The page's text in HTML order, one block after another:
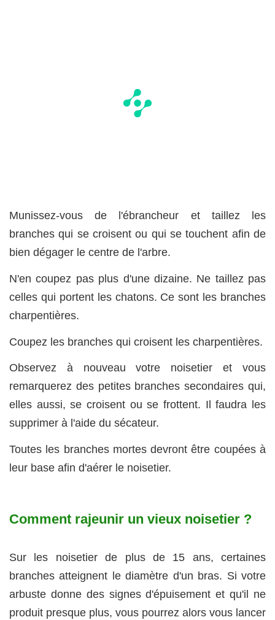
Munissez-vous de l'ébrancheur et taillez les
branches qui se croisent ou qui se touchent afin de
bien dégager le centre de l'arbre.
N'en coupez pas plus d'une dizaine. Ne taillez pas
celles qui portent les chatons. Ce sont les branches
charpentières.
Coupez les branches qui croisent les charpentières.
Observez à nouveau votre noisetier et vous
remarquerez des petites branches secondaires qui,
elles aussi, se croisent ou se frottent. Il faudra les
supprimer à l'aide du sécateur.
Toutes les branches mortes devront être coupées à
leur base afin d'aérer le noisetier.
Comment rajeunir un vieux noisetier ?
Sur les noisetier de plus de 15 ans, certaines
branches atteignent le diamètre d'un bras. Si votre
arbuste donne des signes d'épuisement et qu'il ne
produit presque plus, vous pourrez alors vous lancer